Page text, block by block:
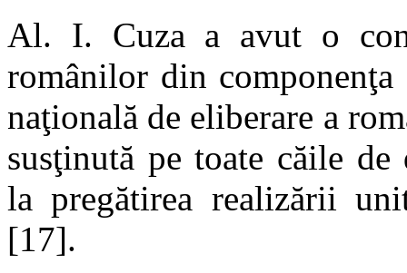
Al. I. Cuza a avut o
românilor din
naţională de eliberare a
susţinută pe toate căile
la pregătirea realizării
[17].